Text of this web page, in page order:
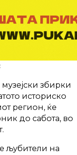
збирки
историско
регион, ќе
до сабота, во
љубители на